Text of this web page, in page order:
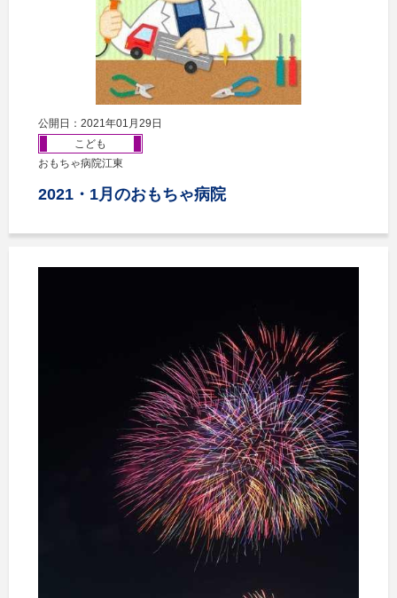
公開日：2021年01月29日
こども
おもちゃ病院江東
2021・1月のおもちゃ病院